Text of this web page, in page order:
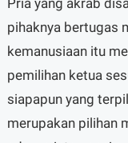
pihaknya bertugas
kemanusiaan itu
pemilihan ketua
siapapun yang
merupakan pilihan